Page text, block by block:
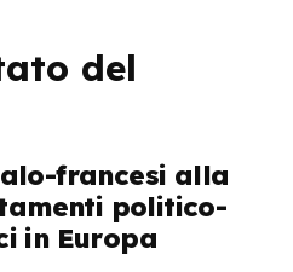
del
francesi alla
politico-
in Europa